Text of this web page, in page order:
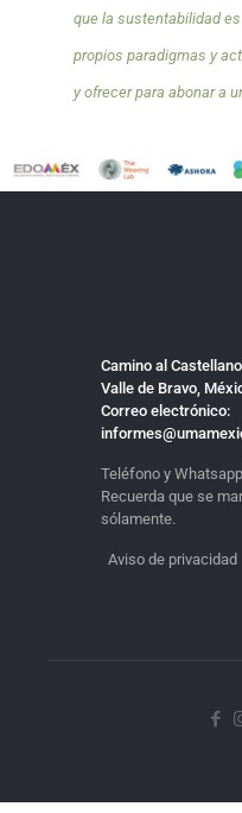
que la sustentabilidad
propios paradigmas y
y ofrecer para abonar a
Camino al
Valle de Bravo,
Correo electrónico:
Teléfono y
Recuerda que se
sólamente.
Aviso de privacidad